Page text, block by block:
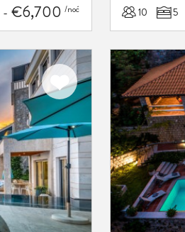
- €6,700 /noć 10 5
Dodaj
u
favorite